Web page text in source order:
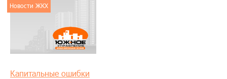
Новости ЖКХ
Капитальные ошибки